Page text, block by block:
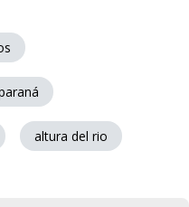
altura del rio